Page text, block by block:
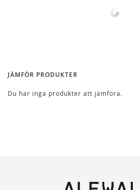
JÄMFÖR PRODUKTER
Du har inga produkter att jämföra.